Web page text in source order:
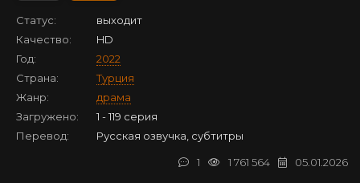
Статус:
выходит
Качество:
HD
Год:
2022
Страна:
Турция
Жанр:
драма
Загружено:
1 - 119 серия
Перевод:
Русская озвучка, субтитры
05.01.2026
1 761 564
1